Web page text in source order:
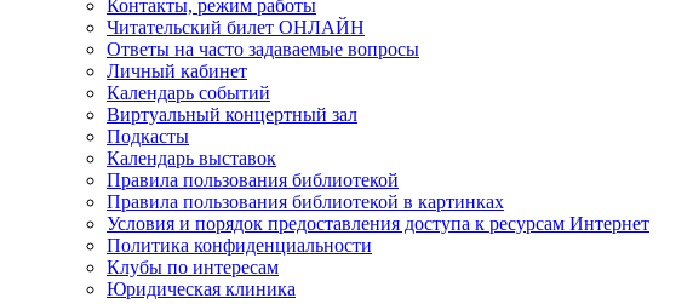
Контакты, режим работы
Читательский билет ОНЛАЙН
Ответы на часто задаваемые вопросы
Личный кабинет
Календарь событий
Виртуальный концертный зал
Подкасты
Календарь выставок
Правила пользования библиотекой
Правила пользования библиотекой в картинках
Условия и порядок предоставления доступа к ресурсам Интернет
Политика конфиденциальности
Клубы по интересам
Юридическая клиника